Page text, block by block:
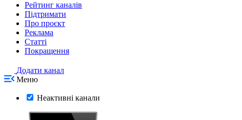
Рейтинг каналів
Підтримати
Про проєкт
Реклама
Статті
Покращення
Додати канал
Меню
Неактивні канали